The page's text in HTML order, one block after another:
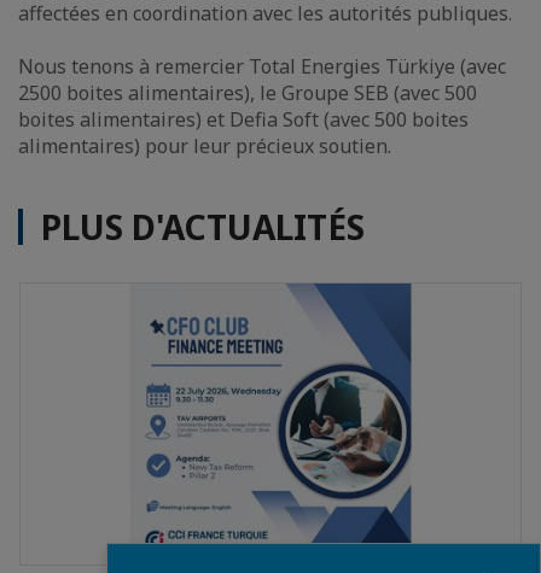
affectées en coordination avec les autorités publiques.
Nous tenons à remercier Total Energies Türkiye (avec
2500 boites alimentaires), le Groupe SEB (avec 500
boites alimentaires) et Defia Soft (avec 500 boites
alimentaires) pour leur précieux soutien.
PLUS D'ACTUALITÉS